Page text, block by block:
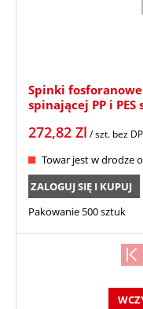
Spinki
spinającej PP i PES
272,82 Zl / szt. bez
Towar jest w drodze
ZALOGUJ SIĘ I KUPUJ
Pakowanie 500 sztuk